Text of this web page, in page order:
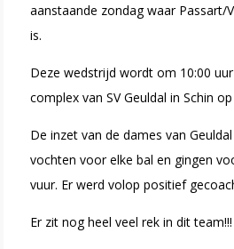
aanstaande zondag waar Passart/
is.
Deze wedstrijd wordt om 10:00
complex van SV Geuldal in Schin op
De inzet van de dames van
vochten voor elke bal en gingen
vuur. Er werd volop positief
Er zit nog heel veel rek in dit team!!!